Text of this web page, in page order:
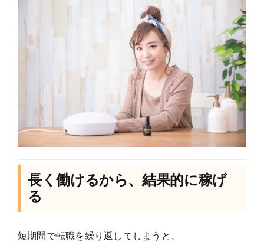
長く働けるから、結果的に稼げ
る
短期間で転職を繰り返してしまうと、